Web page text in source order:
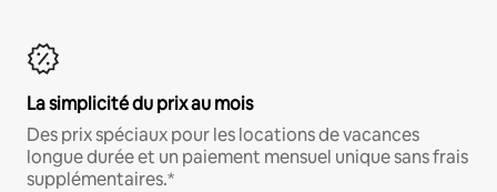
La simplicité du prix au mois
Des prix spéciaux pour les locations de vacances
longue durée et un paiement mensuel unique sans frais
supplémentaires.*